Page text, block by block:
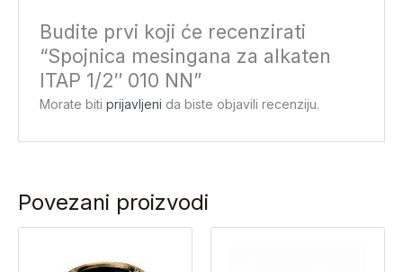
Budite prvi koji će recenzirati
“Spojnica mesingana za alkaten
ITAP 1/2″ 010 NN”
Morate bitiprijavljeni da biste objavili recenziju.
Povezani proizvodi